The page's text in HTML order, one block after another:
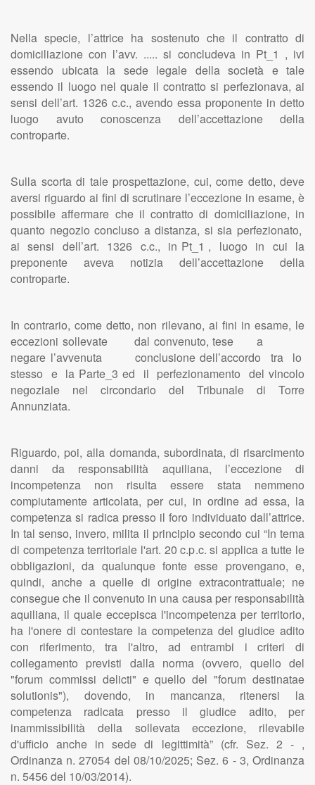
Nella specie, l’attrice ha sostenuto che il contratto di
domiciliazione con l’avv. ..... si concludeva in Pt_1 , ivi
essendo ubicata la sede legale della società e tale
essendo il luogo nel quale il contratto si perfezionava, ai
sensi dell’art. 1326 c.c., avendo essa proponente in detto
luogo avuto conoscenza dell’accettazione della
controparte.
Sulla scorta di tale prospettazione, cui, come detto, deve
aversi riguardo ai fini di scrutinare l’eccezione in esame, è
possibile affermare che il contratto di domiciliazione, in
quanto negozio concluso a distanza, si sia perfezionato,
ai sensi dell’art. 1326 c.c., in Pt_1 , luogo in cui la
preponente aveva notizia dell’accettazione della
controparte.
In contrario, come detto, non rilevano, ai fini in esame, le
eccezioni sollevate dal convenuto, tese a
negare l’avvenuta conclusione dell’accordo tra lo
stesso e la Parte_3 ed il perfezionamento del vincolo
negoziale nel circondario del Tribunale di Torre
Annunziata.
Riguardo, poi, alla domanda, subordinata, di risarcimento
danni da responsabilità aquiliana, l’eccezione di
incompetenza non risulta essere stata nemmeno
compiutamente articolata, per cui, in ordine ad essa, la
competenza si radica presso il foro individuato dall’attrice.
In tal senso, invero, milita il principio secondo cui “In tema
di competenza territoriale l'art. 20 c.p.c. si applica a tutte le
obbligazioni, da qualunque fonte esse provengano, e,
quindi, anche a quelle di origine extracontrattuale; ne
consegue che il convenuto in una causa per responsabilità
aquiliana, il quale eccepisca l'incompetenza per territorio,
ha l'onere di contestare la competenza del giudice adito
con riferimento, tra l'altro, ad entrambi i criteri di
collegamento previsti dalla norma (ovvero, quello del
"forum commissi delicti" e quello del "forum destinatae
solutionis"), dovendo, in mancanza, ritenersi la
competenza radicata presso il giudice adito, per
inammissibilità della sollevata eccezione, rilevabile
d'ufficio anche in sede di legittimità” (cfr. Sez. 2 - ,
Ordinanza n. 27054 del 08/10/2025; Sez. 6 - 3, Ordinanza
n. 5456 del 10/03/2014).